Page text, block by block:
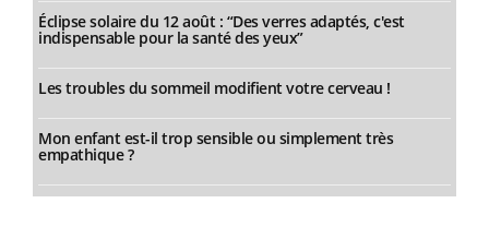
Éclipse solaire du 12 août : “Des verres adaptés, c'est
indispensable pour la santé des yeux”
Les troubles du sommeil modifient votre cerveau !
Mon enfant est-il trop sensible ou simplement très
empathique ?